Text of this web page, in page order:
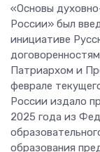
«Основы
России» был
инициативе
Патриархом и
феврале
России издало
2025 года из
образования